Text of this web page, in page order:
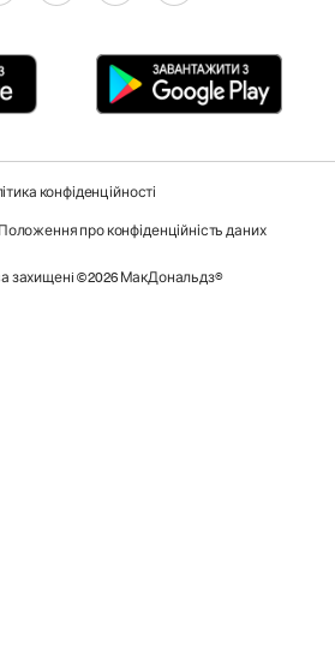
конфіденційності
Положення про конфіденційність даних
захищенi ©2026 МакДональдз®